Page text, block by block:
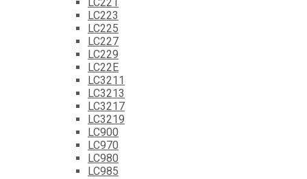
LC223
LC225
LC227
LC229
LC22E
LC3211
LC3213
LC3217
LC3219
LC900
LC970
LC980
LC985